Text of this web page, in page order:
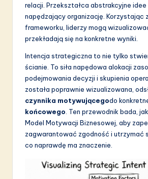
in
A
&
o
relacji. Przekształca abstrakcyjne idee
napędzający organizację. Korzystając
frameworku, liderzy mogą
przekładają się na konkretne wyniki.
Intencja strategiczna to nie tylko
ścianie. To siła napędowa alokacji
podejmowania decyzji i skupienia
została poprawnie wizualizowana,
czynnika motywującegodo
końcowego . Ten przewodnik bada,
Model Motywacji Biznesowej, aby
zagwarantować zgodność i utrzymać
co naprawdę ma znaczenie.